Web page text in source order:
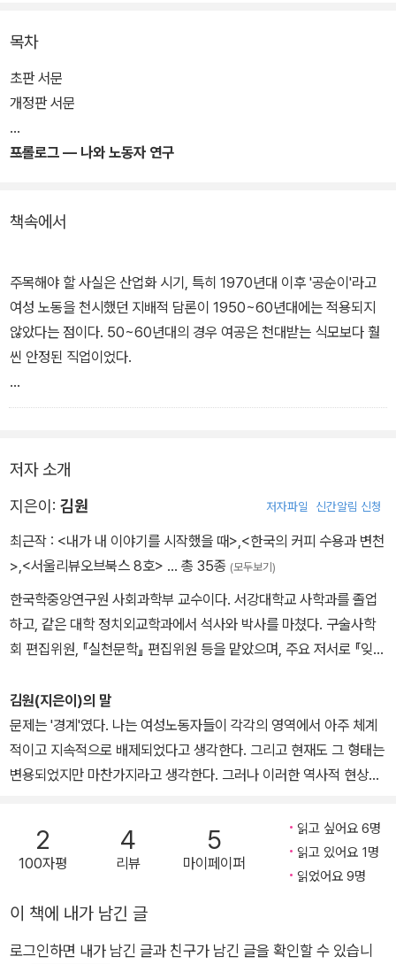
책은 이런 여성 노동자들의 역사를 깊게 넓게 조망한다. 두꺼운 분량
만큼이나 다양한 이야기들이 담겨 있어 딱히 전공자가 아니더라도 쉽
게 읽을 수 있다. 그러나 단순히 여성 노동자들의 신산스런 삶을 조망
배제돼온 식모, 여공의 수기와 인터뷰, 신문기사 등 2차 자료에 투영
1970년대에 태어난 저자는 대기업 남성 중공업 노동자 중심의 노동
의 '여공', 전투적 노동운동을 둘러싼 남성 지배 담론, 종교단체와 여
성 노동자간의 숨겨진 비밀들, 여공의 문화 등 다양한 주제를 통해 저
자는 국가, 자본, 그리고 남성 노동자에 의해 왜곡되고 은폐되어 온 여
공을 현대사의 또 다른 추제로 복원한다.
가했다. 2006년 '훌륭한 진보적 논저를 발표하는 사람'에게 주어지
는 제1회 김진균상 학술부문을 수상했다.
목차
초판 서문
개정판 서문
프롤로그 ― 나와 노동자 연구
책속에서
주목해야 할 사실은 산업화 시기, 특히 1970년대 이후 '공순이'라고
여성 노동을 천시했던 지배적 담론이 1950~60년대에는 적용되지
않았다는 점이다. 50~60년대의 경우 여공은 천대받는 식모보다 훨
씬 안정된 직업이었다.
당시에 '10환짜리 한 장이 귀하기 짝이 없는 농촌에서 연약한 여자의
다(이임하 2002, 63).
1968년 실시된 한 조사에서도 다수 여성들이 공장 취업을 원하고 있
었지만 서울에서 그녀들을 위한 일자리는 거의 없었다. 단적인 예로
업체의 일자리는 물론이고 버스 차장, 식당 종업원의 경우도 사람을
뽑는 곳은 극히 드물었다. - 본문 142쪽에서
저자 소개
지은이: 김원 저자파일 신간알림 신청
최근작 : <내가 내 이야기를 시작했을 때>,<한국의 커피 수용과 변천
>,<서울리뷰오브북스 8호> … 총 35종 (모두보기)
한국학중앙연구원 사회과학부 교수이다. 서강대학교 사학과를 졸업
하고, 같은 대학 정치외교학과에서 석사와 박사를 마쳤다. 구술사학
회 편집위원, 『실천문학』 편집위원 등을 맡았으며, 주요 저서로 『잊혀
6), 『87년 6월 항쟁』(2009), 『박정희 시대의 유령들』(2011) 등이
있다. 최근에 관심을 갖고 있는 분야는 냉전 시대 동아시아에서 국경
을 넘는 밀항자, 망명자의 기억과 이야기에 관한 것이다.
김원(지은이)의 말
문제는 '경계'였다. 나는 여성노동자들이 각각의 영역에서 아주 체계
적이고 지속적으로 배제되었다고 생각한다. 그리고 현재도 그 형태는
변용되었지만 마찬가지라고 생각한다. 그러나 이러한 역사적 현상을
동자를 둘러싼 지식.권력의 효과와 이른바 진리.과학으로 일컬어졌던
담론의 형태와 권력의 형태를 '미시적'으로 살펴보는 일이다.
2
100자평
4
리뷰
5
마이페이퍼
읽고 싶어요 6명
읽고 있어요 1명
읽었어요 9명
이 책에 내가 남긴 글
로그인하면 내가 남긴 글과 친구가 남긴 글을 확인할 수 있습니